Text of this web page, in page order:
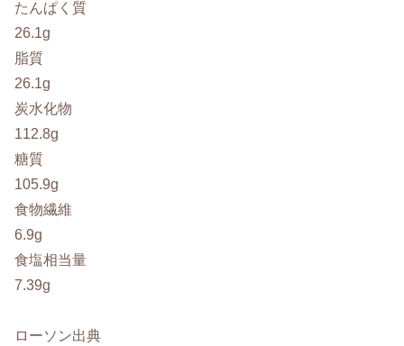
たんぱく質
26.1g
脂質
26.1g
炭水化物
112.8g
糖質
105.9g
食物繊維
6.9g
食塩相当量
7.39g
ローソン出典